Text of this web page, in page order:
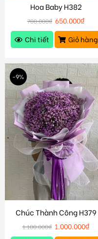
Hoa Baby H382
700.000₫ 650.000₫
Chi tiết
Giỏ hàng
-9%
Chúc Thành Công H379
1.100.000₫ 1.000.000₫